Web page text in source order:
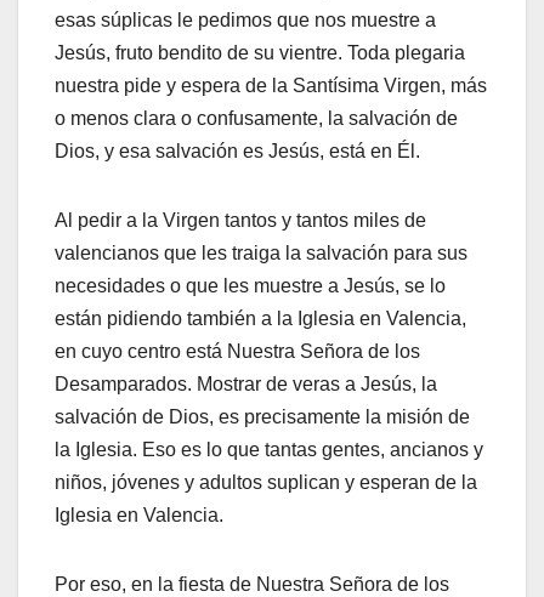
esas súplicas le pedimos que nos muestre a
Jesús, fruto bendito de su vientre. Toda plegaria
nuestra pide y espera de la Santísima Virgen, más
o menos clara o confusamente, la salvación de
Dios, y esa salvación es Jesús, está en Él.
Al pedir a la Virgen tantos y tantos miles de
valencianos que les traiga la salvación para sus
necesidades o que les muestre a Jesús, se lo
están pidiendo también a la Iglesia en Valencia,
en cuyo centro está Nuestra Señora de los
Desamparados. Mostrar de veras a Jesús, la
salvación de Dios, es precisamente la misión de
la Iglesia. Eso es lo que tantas gentes, ancianos y
niños, jóvenes y adultos suplican y esperan de la
Iglesia en Valencia.
Por eso, en la fiesta de Nuestra Señora de los